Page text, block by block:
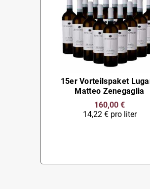
15er Vorteilspaket
Matteo Zenegaglia
160,00 €
14,22 € pro liter